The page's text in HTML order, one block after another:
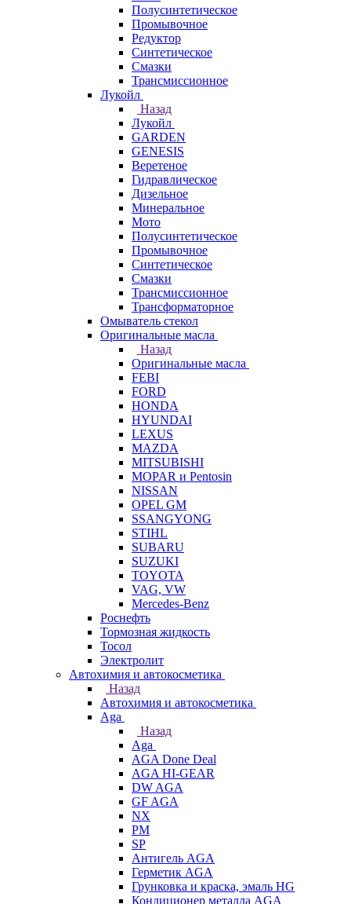
Полусинтетическое
Промывочное
Редуктор
Синтетическое
Смазки
Трансмиссионное
Лукойл
Назад
Лукойл
GARDEN
GENESIS
Веретеное
Гидравлическое
Дизельное
Минеральное
Мото
Полусинтетическое
Промывочное
Синтетическое
Смазки
Трансмиссионное
Трансформаторное
Омыватель стекол
Оригинальные масла
Назад
Оригинальные масла
FEBI
FORD
HONDA
HYUNDAI
LEXUS
MAZDA
MITSUBISHI
MOPAR и Pentosin
NISSAN
OPEL GM
SSANGYONG
STIHL
SUBARU
SUZUKI
TOYOTA
VAG, VW
Мercedes-Benz
Роснефть
Тормозная жидкость
Тосол
Электролит
Автохимия и автокосметика
Назад
Автохимия и автокосметика
Aga
Назад
Aga
AGA Done Deal
AGA HI-GEAR
DW AGA
GF AGA
NX
PM
SP
Антигель AGA
Герметик AGA
Грунковка и краска, эмаль HG
Кондиционер металла AGA